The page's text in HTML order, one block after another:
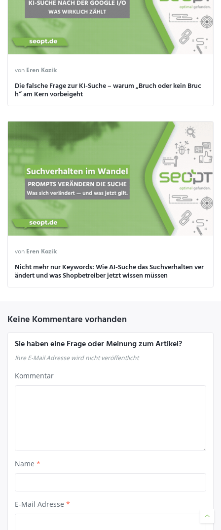
von Eren Kozik
Die falsche Frage zur KI-Suche – warum „Bruch oder kein Bruc
h“ am Kern vorbeigeht
von Eren Kozik
Nicht mehr nur Keywords: Wie AI-Suche das Suchverhalten ver
ändert und was Shopbetreiber jetzt wissen müssen
Keine Kommentare vorhanden
Sie haben eine Frage oder Meinung zum Artikel?
Ihre E-Mail Adresse wird nicht veröffentlicht
Kommentar
Name *
E-Mail Adresse *